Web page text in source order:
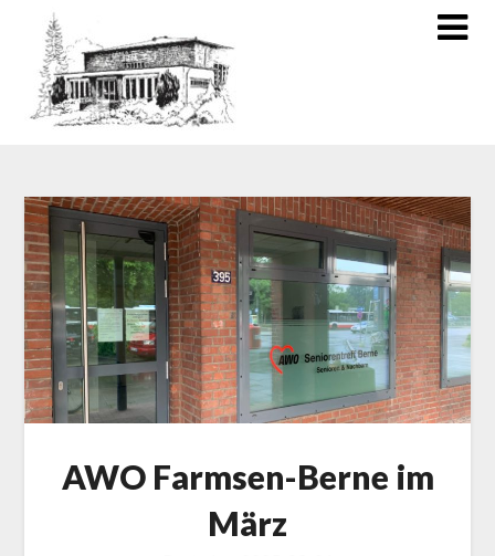
AWO Farmsen-Berne im
März